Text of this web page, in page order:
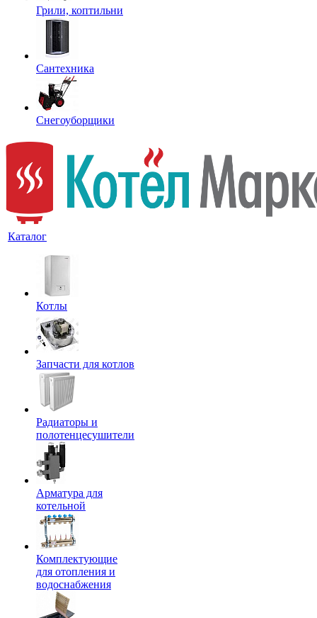
Грили, коптильни
Сантехника
Снегоуборщики
Каталог
Котлы
Запчасти для котлов
Радиаторы и
полотенцесушители
Арматура для
котельной
Комплектующие
для отопления и
водоснабжения